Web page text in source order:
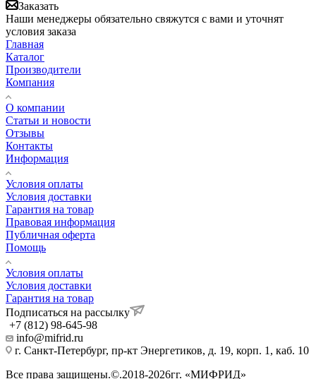
Заказать
Наши менеджеры обязательно свяжутся с вами и уточнят
условия заказа
Главная
Каталог
Производители
Компания
О компании
Статьи и новости
Отзывы
Контакты
Информация
Условия оплаты
Условия доставки
Гарантия на товар
Правовая информация
Публичная оферта
Помощь
Условия оплаты
Условия доставки
Гарантия на товар
Подписаться на рассылку
+7 (812) 98-645-98
info@mifrid.ru
г. Санкт-Петербург, пр-кт Энергетиков, д. 19, корп. 1, каб. 10
Все права защищены.©.2018-2026гг. «МИФРИД»